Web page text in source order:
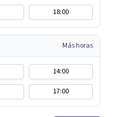
18:00
Más horas
14:00
17:00